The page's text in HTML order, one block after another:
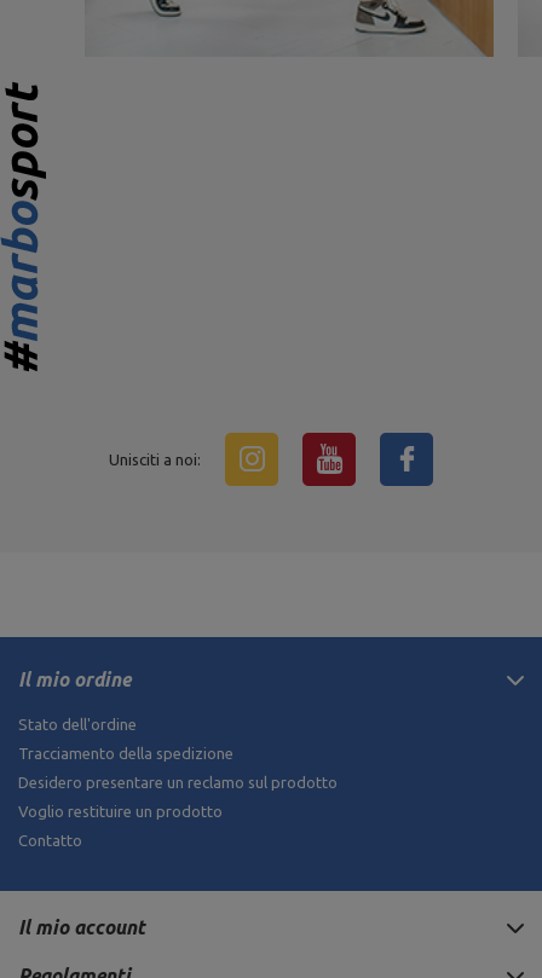
Unisciti a noi:
Il mio ordine
Stato dell'ordine
Tracciamento della spedizione
Desidero presentare un reclamo sul prodotto
Voglio restituire un prodotto
Contatto
Il mio account